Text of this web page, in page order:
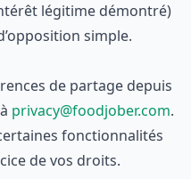
légitime démontré)
simple.
de partage depuis
privacy@foodjober.com.
fonctionnalités
de vos droits.